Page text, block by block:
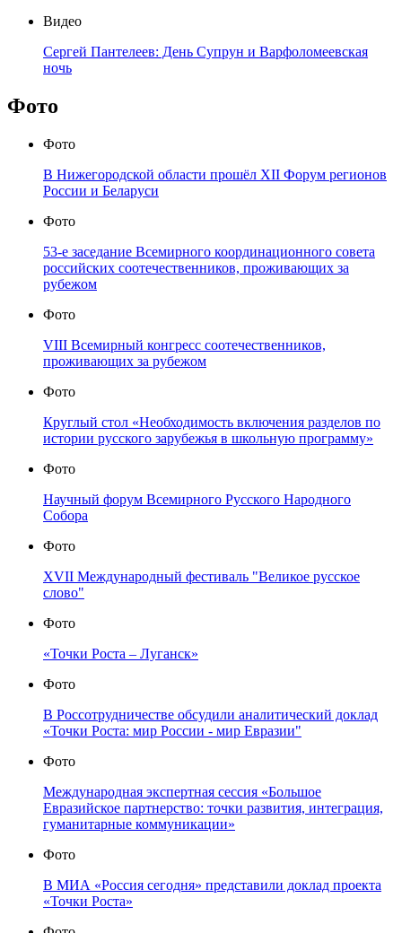
Видео
Сергей Пантелеев: День Супрун и Варфоломеевская
ночь
Фото
Фото
В Нижегородской области прошёл XII Форум регионов
России и Беларуси
Фото
53-е заседание Всемирного координационного совета
российских соотечественников, проживающих за
рубежом
Фото
VIII Всемирный конгресс соотечественников,
проживающих за рубежом
Фото
Круглый стол «Необходимость включения разделов по
истории русского зарубежья в школьную программу»
Фото
Научный форум Всемирного Русского Народного
Собора
Фото
XVII Международный фестиваль "Великое русское
слово"
Фото
«Точки Роста – Луганск»
Фото
В Россотрудничестве обсудили аналитический доклад
«Точки Роста: мир России - мир Евразии"
Фото
Международная экспертная сессия «Большое
Евразийское партнерство: точки развития, интеграция,
гуманитарные коммуникации»
Фото
В МИА «Россия сегодня» представили доклад проекта
«Точки Роста»